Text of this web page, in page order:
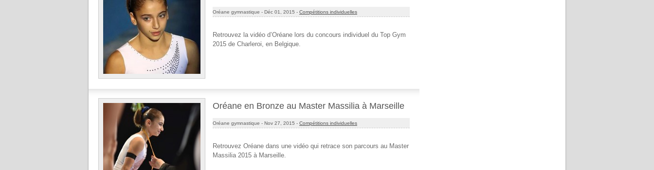
Oréane gymnastique - Déc 01, 2015 - Compétitions individuelles
Retrouvez la vidéo d’Oréane lors du concours individuel du Top Gym
2015 de Charleroi, en Belgique.
Oréane en Bronze au Master Massilia à Marseille
Oréane gymnastique - Nov 27, 2015 - Compétitions individuelles
Retrouvez Oréane dans une vidéo qui retrace son parcours au Master
Massilia 2015 à Marseille.